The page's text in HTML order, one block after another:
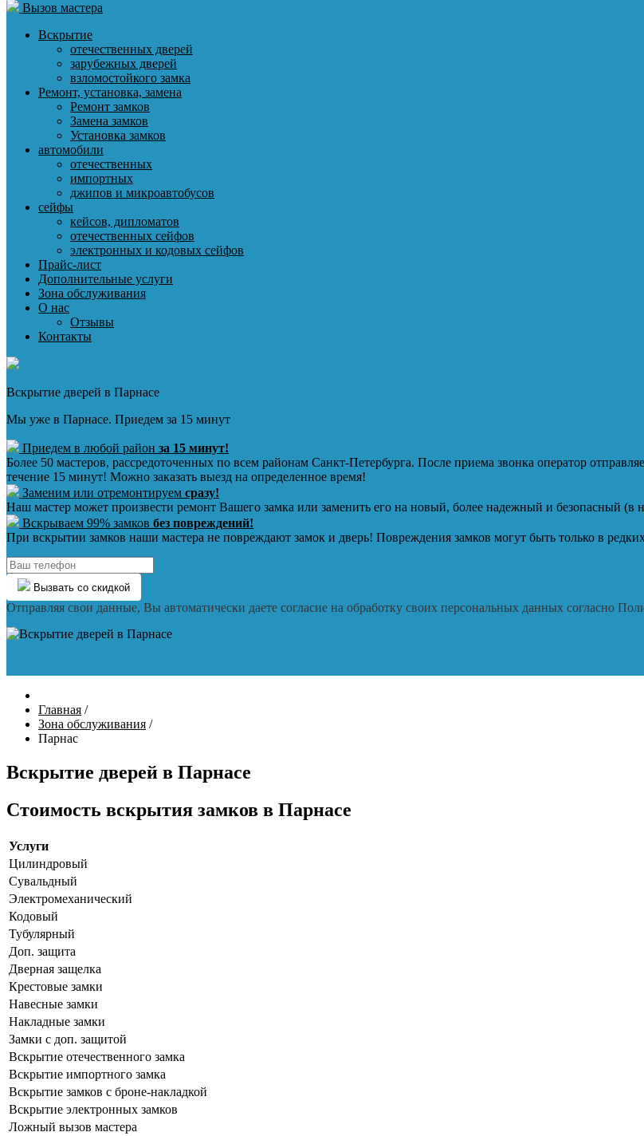
Вызов мастера
Вскрытие
отечественных дверей
зарубежных дверей
взломостойкого замка
Ремонт, установка, замена
Ремонт замков
Замена замков
Установка замков
автомобили
отечественных
импортных
джипов и микроавтобусов
сейфы
кейсов, дипломатов
отечественных сейфов
электронных и кодовых сейфов
Прайс-лист
Дополнительные услуги
Зона обслуживания
О нас
Отзывы
Контакты
Вскрытие дверей в Парнасе
Мы уже в Парнасе. Приедем за 15 минут
Приедем в любой район за 15 минут!
Более 50 мастеров, рассредоточенных по всем районам Санкт-Петербурга. После приема звонка оператор
течение 15 минут! Можно заказать выезд на определенное время!
Заменим или отремонтируем сразу!
Наш мастер может произвести ремонт Вашего замка или заменить его на новый, более надежный и безопасный (в
Вскрываем 99% замков без повреждений!
При вскрытии замков наши мастера не повреждают замок и дверь! Повреждения замков могут быть только в
Вызвать со скидкой
Отправляя свои данные, Вы автоматически даете согласие на обработку своих персональных данных согласно
Главная /
Зона обслуживания /
Парнас
Вскрытие дверей в Парнасе
Стоимость вскрытия замков в Парнасе
Услуги
Цилиндровый
Сувальдный
Электромеханический
Кодовый
Тубулярный
Доп. защита
Дверная защелка
Крестовые замки
Навесные замки
Накладные замки
Замки с доп. защитой
Вскрытие отечественного замка
Вскрытие импортного замка
Вскрытие замков с броне-накладкой
Вскрытие электронных замков
Ложный вызов мастера